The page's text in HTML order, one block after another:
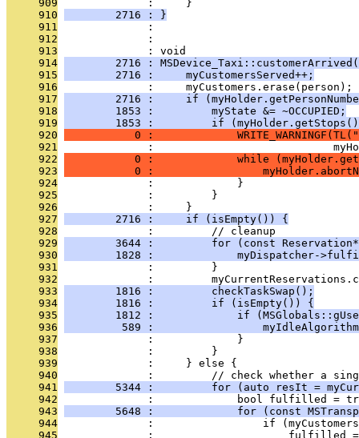
     909
              :     }
     910
        2716 : }
     911
              :
     912
              :
     913
              : void
     914
2716 :
     915
        2716 :     myCustomersServed++;
     916
              :     myCustomers.erase(person);
     917
2716 :     if
     918
        1853 :         myState &= ~OCCUPIED;
     919
1853 :         if
     920
0 :
     921
:
     922
0 :             while
     923
0 :
     924
              :             }
     925
              :         }
     926
              :     }
     927
        2716 :     if (isEmpty()) {
     928
              :         // cleanup
     929
3644 :         for (const
     930
1828 :             myDispatcher-
     931
              :         }
     932
:
     933
        1816 :         checkTaskSwap();
     934
        1816 :         if (isEmpty()) {
     935
1812 :             if
     936
589 :
     937
              :             }
     938
              :         }
     939
              :     } else {
     940
:         // check whether a
     941
5344 :         for (auto resIt =
     942
:             bool fulfilled =
     943
5648 :             for (const
     944
:                 if
     945
:                     fulfilled